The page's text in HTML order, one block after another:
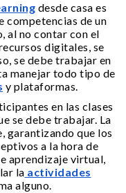
desde casa es
competencias de un
al no contar con el
digitales, se
se debe trabajar en
manejar todo tipo de
y plataformas.
en las clases
se debe trabajar. La
garantizando que los
a la hora de
aprendizaje virtual,
la actividades
alguno.